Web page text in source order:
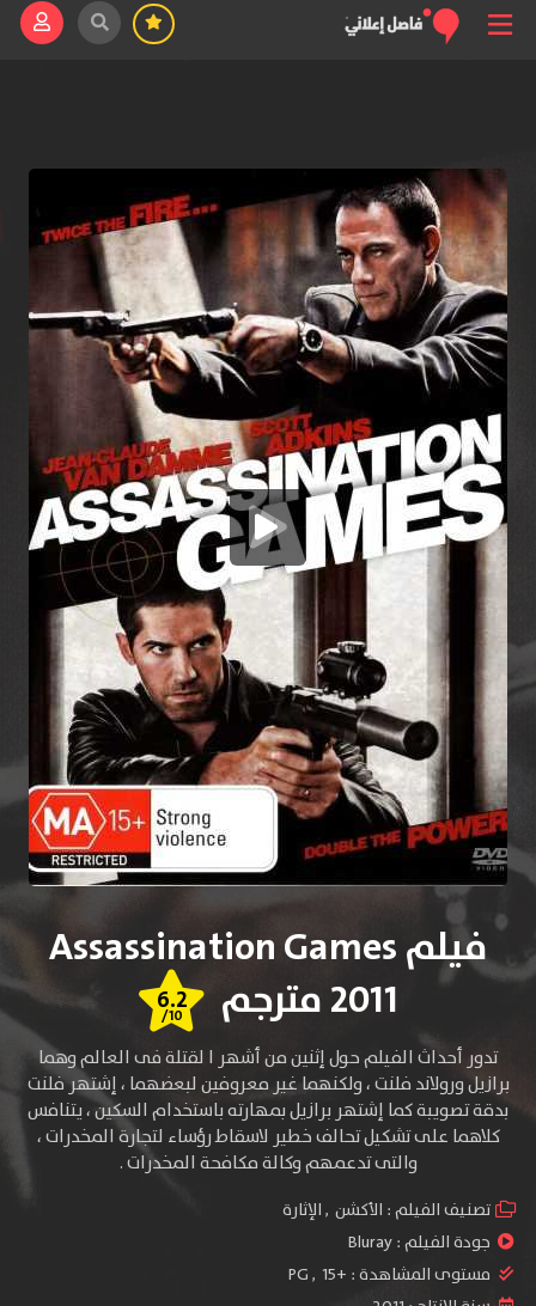
فيلم Assassination Games
2011 مترجم
6.2
/10
تدور أحداث الفيلم حول إثنين من أشهر ا لقتلة فى العالم وهما
برازيل ورولاند فلنت ، ولكنهما غير معروفين لبعضهما ، إشتهر فلنت
بدقة تصويبة كما إشتهر برازيل بمهارته باستخدام السكين ، يتنافس
كلاهما على تشكيل تحالف خطير ﻻسقاط رؤساء لتجارة المخدرات ،
والتى تدعمهم وكالة مكافحة المخدرات .
تصنيف الفيلم : الأكشن ,الإثارة
جودة الفيلم :Bluray
مستوى المشاهدة : +15
,
PG